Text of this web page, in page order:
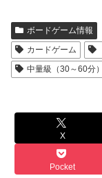
ボードゲーム情報
カードゲーム
中量級（30～60分）
X
Pocket